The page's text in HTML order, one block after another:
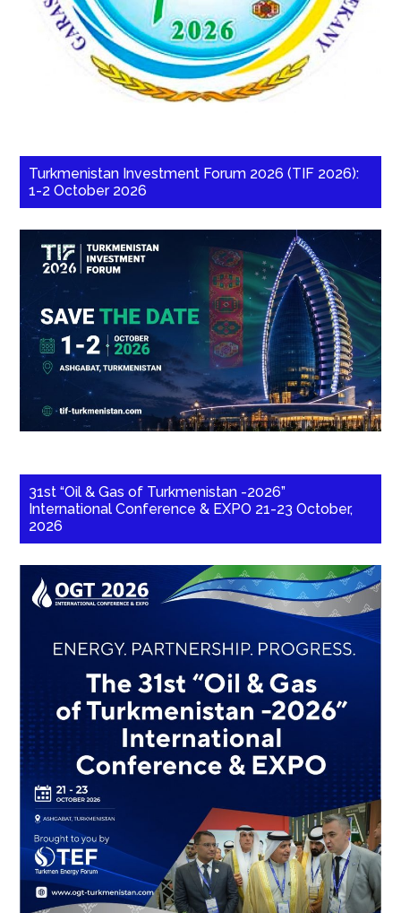
Turkmenistan Investment Forum 2026 (TIF 2026):
1-2 October 2026
31st “Oil & Gas of Turkmenistan -2026”
International Conference & EXPO 21-23 October,
2026